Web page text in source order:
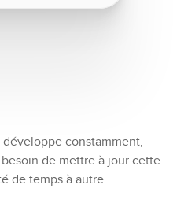
développe constamment,
de mettre à jour cette
de temps à autre.